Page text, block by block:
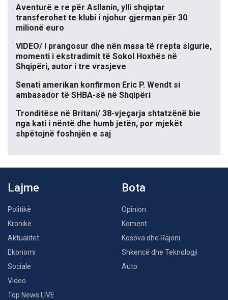
Aventurë e re për Asllanin, ylli shqiptar
transferohet te klubi i njohur gjerman për 30
milionë euro
VIDEO/ I prangosur dhe nën masa të rrepta sigurie,
momenti i ekstradimit të Sokol Hoxhës në
Shqipëri, autor i tre vrasjeve
Senati amerikan konfirmon Eric P. Wendt si
ambasador të SHBA-së në Shqipëri
Tronditëse në Britani/ 38-vjeçarja shtatzënë bie
nga kati i nëntë dhe humb jetën, por mjekët
shpëtojnë foshnjën e saj
Lajme
Politikë
Kronikë
Aktualitet
Ekonomi
Sociale
Video
Top News LIVE
Bota
Opinion
Koment
Kosova dhe Rajoni
Shkencë dhe Teknologji
Auto